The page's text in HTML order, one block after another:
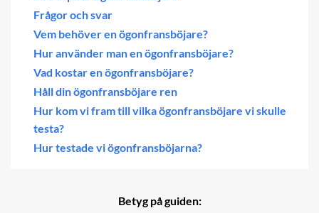
Frågor och svar
Vem behöver en ögonfransböjare?
Hur använder man en ögonfransböjare?
Vad kostar en ögonfransböjare?
Håll din ögonfransböjare ren
Hur kom vi fram till vilka ögonfransböjare vi skulle
testa?
Hur testade vi ögonfransböjarna?
Betyg på guiden: